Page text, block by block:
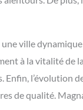
ville
à la vitalité de
Enfin, l’évolution
de qualité.